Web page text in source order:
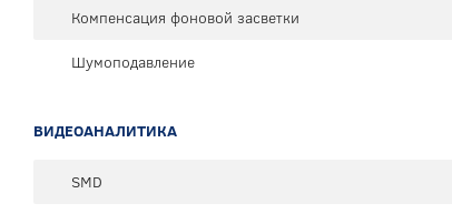
Компенсация фоновой засветки
Шумоподавление
ВИДЕОАНАЛИТИКА
SMD